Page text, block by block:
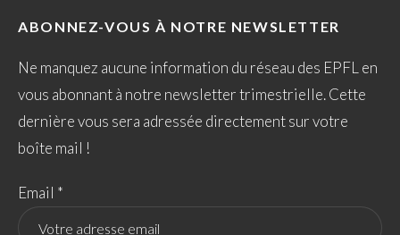
ABONNEZ-VOUS À NOTRE NEWSLETTER
Ne manquez aucune information du réseau des EPFL en
vous abonnant à notre newsletter trimestrielle. Cette
dernière vous sera adressée directement sur votre
boîte mail !
Email *